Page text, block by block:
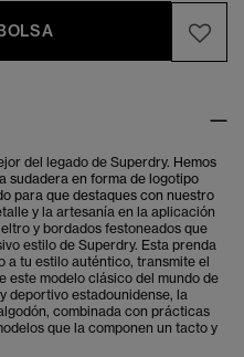
del legado de Superdry. Hemos
sudadera en forma de logotipo
para que destaques con nuestro
y la artesanía en la aplicación
y bordados festoneados que
estilo de Superdry. Esta prenda
a tu estilo auténtico, transmite el
este modelo clásico del mundo de
deportivo estadounidense, la
combinada con prácticas
que la componen un tacto y